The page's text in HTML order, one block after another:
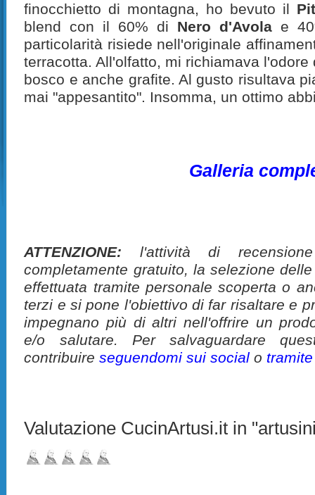
finocchietto di montagna, ho bevuto il
blend con il 60% di Nero d'Avola e
particolarità risiede nell'originale
terracotta. All'olfatto, mi richiamava
bosco e anche grafite. Al gusto risultava
mai "appesantito". Insomma, un ottimo
Galleria
ATTENZIONE: l'attività di
completamente gratuito, la selezione
effettuata tramite personale scoperta o
terzi e si pone l'obiettivo di far risaltare e
impegnano più di altri nell'offrire un
e/o salutare. Per salvaguardare
contribuireseguendomi sui social o
Valutazione CucinArtusi.it in